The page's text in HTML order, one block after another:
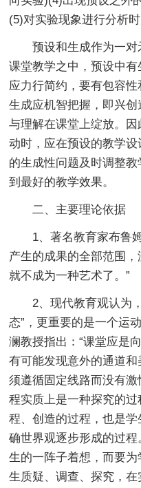
(5)对实验现象进行分析
预设和生成作为一对
课堂教学之中，预设中
应力行简约，要有包容
生成应机智把握，即兴
与理解在课堂上绽放。
动时，应在预设的教学
的生成性问题及时调整
到最好的教学效果。
二、主要理论依据
1、著名教育家布鲁姆
产生的成果的全部范围
就不成为一种艺术了。”
2、现代教育观认为，
态”，更重要的是一个运
澜教授指出：“课堂应是
有可能发现意外的通道
须遵循固定线路而没有
程实质上是一种探究的
程、创造的过程，也是
确世界观逐步形成的过
生的一阵子着想，而要
生质疑、调查、探究，